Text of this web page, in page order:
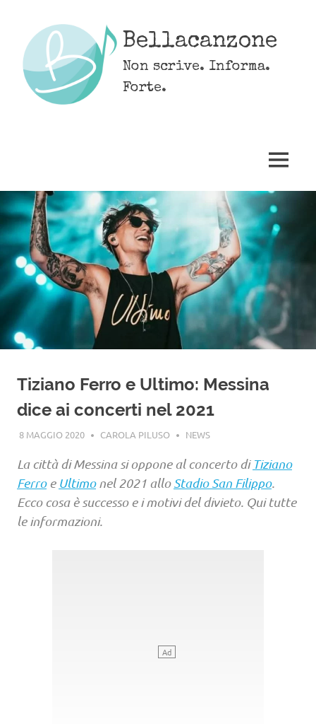
content
Bellacanzone
Non scrive. Informa.
Forte.
MENU
Tiziano Ferro e Ultimo: Messina
dice ai concerti nel 2021
8 MAGGIO 2020 CAROLA PILUSO NEWS
La città di Messina si oppone al concerto di Tiziano
Ferroe Ultimonel 2021 alloStadio San Filippo.
Ecco cosa è successo e i motivi del divieto. Qui tutte
le informazioni.